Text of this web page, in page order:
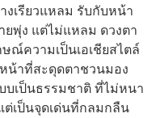
งเรียวแหลม รับกับหน้า
พุ่ง แต่ไม่แหลม ดวงตา
ณ์ความเป็นเอเชียสไตล์
น้าที่สะดุดตาชวนมอง
บเป็นธรรมชาติ ที่ไม่หนา
ต่เป็นจุดเด่นที่กลมกลืน